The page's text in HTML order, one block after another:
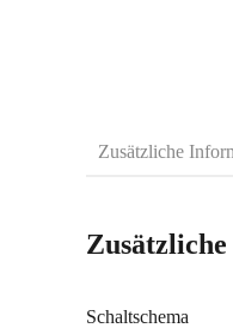
Zusätzliche
Schaltschema